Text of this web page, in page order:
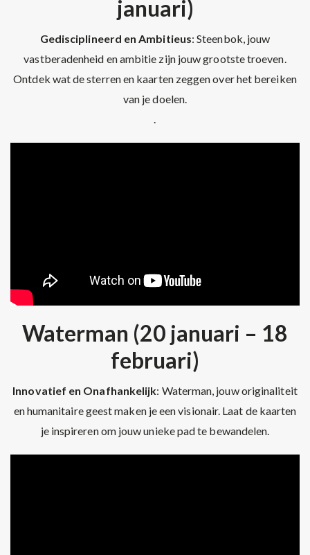
januari)
Gedisciplineerd en Ambitieus: Steenbok, jouw
vastberadenheid en ambitie zijn jouw grootste troeven.
Ontdek wat de sterren en kaarten zeggen over het bereiken
van je doelen.
Waterman (20 januari – 18
februari)
Innovatief en Onafhankelijk: Waterman, jouw originaliteit
en humanitaire geest maken je een visionair. Laat de kaarten
je inspireren om jouw unieke pad te bewandelen.